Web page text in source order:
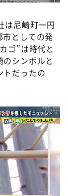
は尼崎町一円
としての発
ゴ”は時代と
シンボルと
トだったの